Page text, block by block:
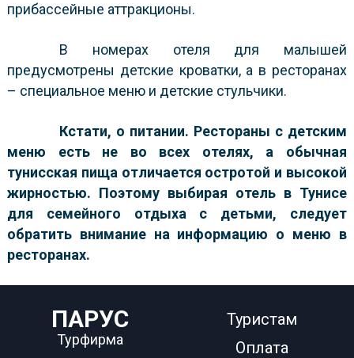
прибассейные аттракционы.
В номерах отеля для малышей
предусмотрены детские кроватки, а в ресторанах
– специальное меню и детские стульчики.
Кстати, о питании. Рестораны с детским
меню есть не во всех отелях, а обычная
тунисская пища отличается остротой и высокой
жирностью. Поэтому выбирая отель в Тунисе
для семейного отдыха с детьми, следует
обратить внимание на информацию о меню в
ресторанах.
ПАРУС
Турфирма
Туристам
Оплата